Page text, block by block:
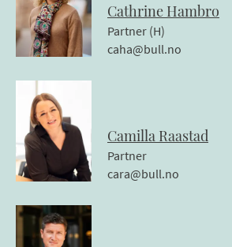
Cathrine Hambro
Partner (H)
caha@bull.no
Camilla Raastad
Partner
cara@bull.no